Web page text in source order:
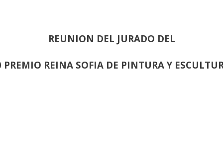
REUNION DEL JURADO DEL
PREMIO REINA SOFIA DE PINTURA Y